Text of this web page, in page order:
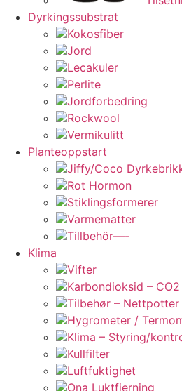
Dyrkingssubstrat
Kokosfiber
Jord
Lecakuler
Perlite
Jordforbedring
Rockwool
Vermikulitt
Planteoppstart
Jiffy/Coco
Rot Hormon
Stiklingsformerer
Varmematter
Tillbehör—-
Klima
Vifter
Karbondioksid – CO2
Tilbehør – Nettpotter
Hygrometer /
Klima – Styring/
Kullfilter
Luftfuktighet
Ona Luktfjerning